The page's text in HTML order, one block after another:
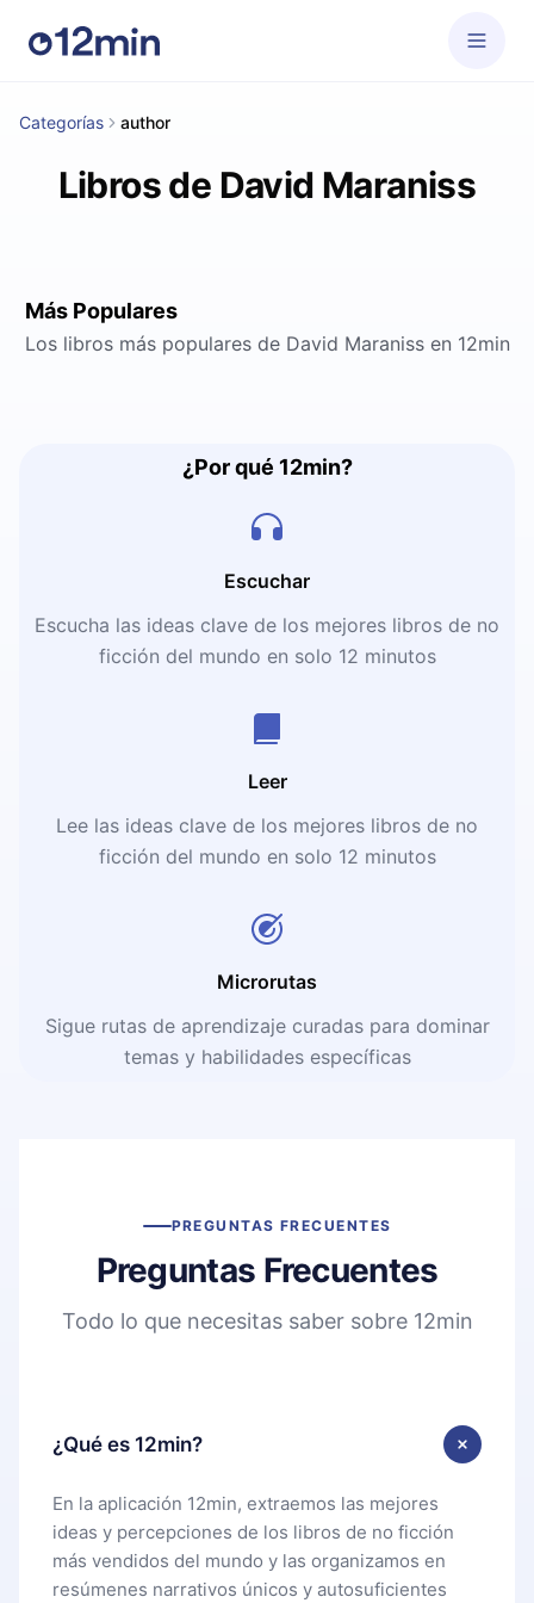
Categorías author
Libros de David Maraniss
Más Populares
Los libros más populares de David Maraniss en 12min
¿Por qué 12min?
Escuchar
Escucha las ideas clave de los mejores libros de no
ficción del mundo en solo 12 minutos
Leer
Lee las ideas clave de los mejores libros de no
ficción del mundo en solo 12 minutos
Microrutas
Sigue rutas de aprendizaje curadas para dominar
temas y habilidades específicas
PREGUNTAS FRECUENTES
Preguntas Frecuentes
Todo lo que necesitas saber sobre 12min
¿Qué es 12min?
En la aplicación 12min, extraemos las mejores
ideas y percepciones de los libros de no ficción
más vendidos del mundo y las organizamos en
resúmenes narrativos únicos y autosuficientes